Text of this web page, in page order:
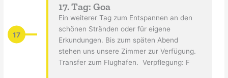
17
17. Tag: Goa
Ein weiterer Tag zum Entspannen an den
schönen Stränden oder für eigene
Erkundungen. Bis zum späten Abend
stehen uns unsere Zimmer zur Verfügung.
Transfer zum Flughafen. Verpflegung: F